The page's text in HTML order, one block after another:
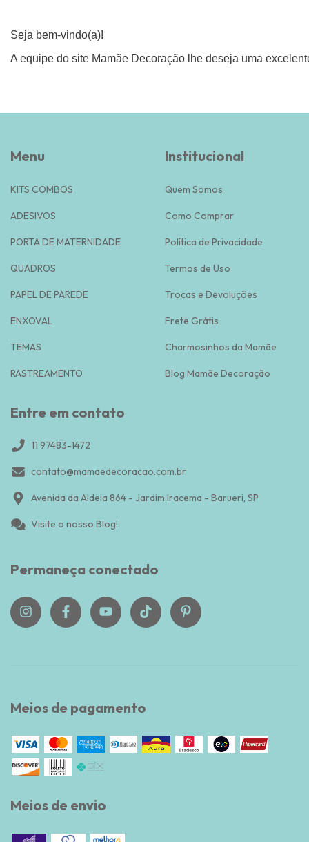
Seja bem-vindo(a)!
A equipe do site Mamãe Decoração lhe deseja uma
Menu
KITS COMBOS
ADESIVOS
PORTA DE MATERNIDADE
QUADROS
PAPEL DE PAREDE
ENXOVAL
TEMAS
RASTREAMENTO
Institucional
Quem Somos
Como Comprar
Política de Privacidade
Termos de Uso
Trocas e Devoluções
Frete Grátis
Charmosinhos da Mamãe
Blog Mamãe Decoração
Entre em contato
11 97483-1472
contato@mamaedecoracao.com.br
Avenida da Aldeia 864 - Jardim Iracema - Barueri, SP
Visite o nosso Blog!
Permaneça conectado
Meios de pagamento
Meios de envio